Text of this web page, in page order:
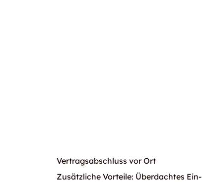
Vertragsabschluss vor Ort
Zusätzliche Vorteile: Überdachtes Ein-